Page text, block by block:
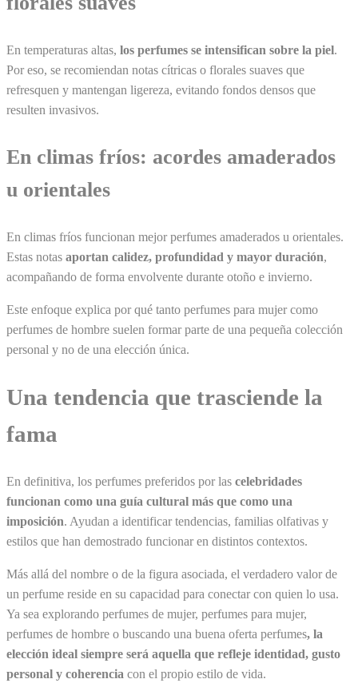
En temperaturas altas, los perfumes se intensifican sobre la piel.
Por eso, se recomiendan notas cítricas o florales suaves que
refresquen y mantengan ligereza, evitando fondos densos que
resulten invasivos.
En climas fríos: acordes amaderados
u orientales
En climas fríos funcionan mejor perfumes amaderados u orientales.
Estas notas aportan calidez, profundidad y mayor duración,
acompañando de forma envolvente durante otoño e invierno.
Este enfoque explica por qué tanto perfumes para mujer como
perfumes de hombre suelen formar parte de una pequeña colección
personal y no de una elección única.
Una tendencia que trasciende la
fama
En definitiva, los perfumes preferidos por las celebridades
funcionan como una guía cultural más que como una
imposición. Ayudan a identificar tendencias, familias olfativas y
estilos que han demostrado funcionar en distintos contextos.
Más allá del nombre o de la figura asociada, el verdadero valor de
un perfume reside en su capacidad para conectar con quien lo usa.
Ya sea explorando perfumes de mujer, perfumes para mujer,
perfumes de hombre o buscando una buena oferta perfumes, la
elección ideal siempre será aquella que refleje identidad, gusto
personal y coherencia con el propio estilo de vida.